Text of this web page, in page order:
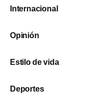
Internacional
Opinión
Estilo de vida
Deportes